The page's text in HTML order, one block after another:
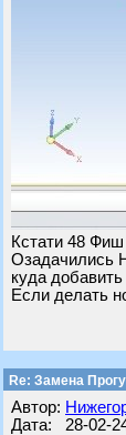
Кстати 48
Озадачились
куда добавить
Если делать
Re: Замена Прогу
Автор:
Дата: 28-02-